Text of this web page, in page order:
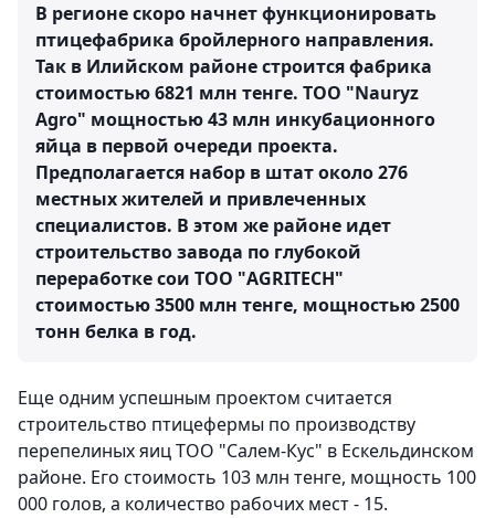
В регионе скоро начнет функционировать
птицефабрика бройлерного направления.
Так в Илийском районе строится фабрика
стоимостью 6821 млн тенге. ТОО "Nauryz
Agro" мощностью 43 млн инкубационного
яйца в первой очереди проекта.
Предполагается набор в штат около 276
местных жителей и привлеченных
специалистов. В этом же районе идет
строительство завода по глубокой
переработке сои ТОО "AGRITECH"
стоимостью 3500 млн тенге, мощностью 2500
тонн белка в год.
Еще одним успешным проектом считается
строительство птицефермы по производству
перепелиных яиц ТОО "Салем-Кус" в Ескельдинском
районе. Его стоимость 103 млн тенге, мощность 100
000 голов, а количество рабочих мест - 15.